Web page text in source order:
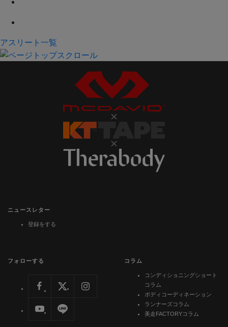
アスリート一覧
ニュースレター
登録をする
フォローする コラム
コンディショニングショート
コラム
ボディコーディネーション
ランナーズコラム
美走FACTORYコラム